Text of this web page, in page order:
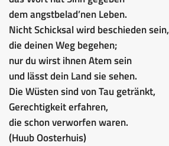
dem angstbelad’nen Leben.
Nicht Schicksal wird beschieden sein,
die deinen Weg begehen;
nur du wirst ihnen Atem sein
und lässt dein Land sie sehen.
Die Wüsten sind von Tau getränkt,
Gerechtigkeit erfahren,
die schon verworfen waren.
(Huub Oosterhuis)